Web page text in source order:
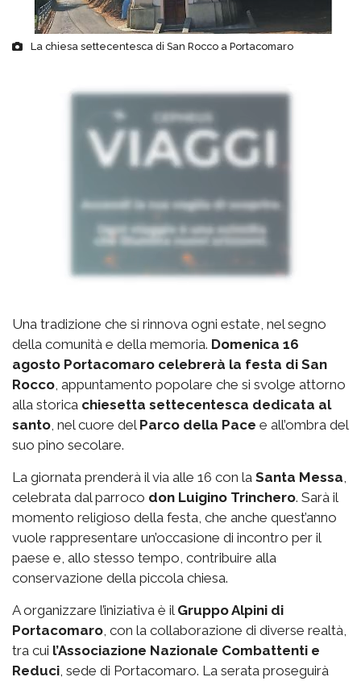
La chiesa settecentesca di San Rocco a Portacomaro
Una tradizione che si rinnova ogni estate, nel segno
della comunità e della memoria. Domenica 16
agosto Portacomaro celebrerà la festa di San
Rocco , appuntamento popolare che si svolge attorno
alla storica chiesetta settecentesca dedicata al
santo , nel cuore del Parco della Pace e all’ombra del
suo pino secolare.
La giornata prenderà il via alle 16 con la Santa Messa
celebrata dal parroco don Luigino Trinchero. Sarà il
momento religioso della festa, che anche quest’anno
vuole rappresentare un’occasione di incontro per il
paese e, allo stesso tempo, contribuire alla
conservazione della piccola chiesa.
A organizzare l’iniziativa è il Gruppo Alpini di
Portacomaro , con la collaborazione di diverse realtà,
tra cui l’Associazione Nazionale Combattenti e
Reduci , sede di Portacomaro. La serata proseguirà